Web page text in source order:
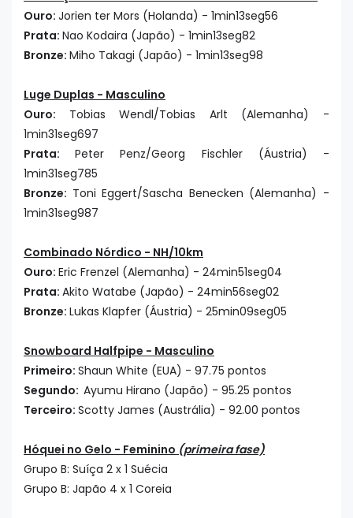
Ouro: Jorien ter Mors (Holanda) - 1min13seg56
Prata: Nao Kodaira (Japão) - 1min13seg82
Bronze: Miho Takagi (Japão) - 1min13seg98
Luge Duplas - Masculino
Ouro: Tobias Wendl/Tobias Arlt (Alemanha) -
1min31seg697
Prata:Peter Penz/Georg Fischler (Áustria) -
1min31seg785
Bronze: Toni Eggert/Sascha Benecken (Alemanha) -
1min31seg987
Combinado Nórdico - NH/10km
Ouro: Eric Frenzel (Alemanha) - 24min51seg04
Prata: Akito Watabe (Japão) - 24min56seg02
Bronze: Lukas Klapfer (Áustria) - 25min09seg05
Snowboard Halfpipe - Masculino
Primeiro: Shaun White (EUA) - 97.75 pontos
Segundo: Ayumu Hirano (Japão) - 95.25 pontos
Terceiro: Scotty James (Austrália) - 92.00 pontos
Hóquei no Gelo - Feminino (primeira fase)
Grupo B: Suíça 2 x 1 Suécia
Grupo B: Japão 4 x 1 Coreia